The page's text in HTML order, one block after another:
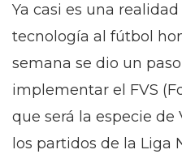
Ya casi es una
tecnología al fútbol
semana se dio un
implementar el FVS
que será la especie de
los partidos de la Liga